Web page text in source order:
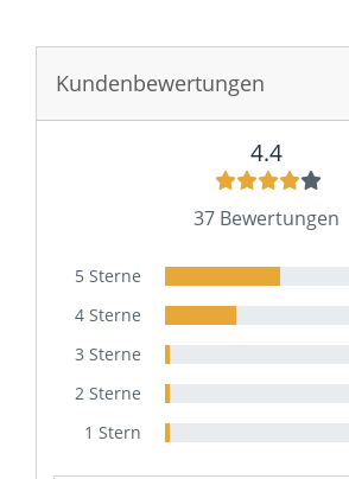
Kundenbewertungen
4.4
37 Bewertungen
5 Sterne
4 Sterne
3 Sterne
2 Sterne
1 Stern